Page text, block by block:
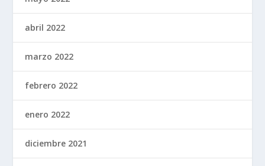
abril 2022
marzo 2022
febrero 2022
enero 2022
diciembre 2021